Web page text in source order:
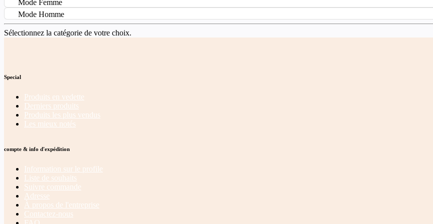
Mode Femme
Mode Homme
Sélectionnez la catégorie de votre choix.
Special
Produits en vedette
Derniers produits
Produits les plus vendus
Les mieux notés
compte & info d'expédition
Information sur le profile
Liste de souhaits
Suivre commande
Adresse
À propos de l'entreprise
Contactez-nous